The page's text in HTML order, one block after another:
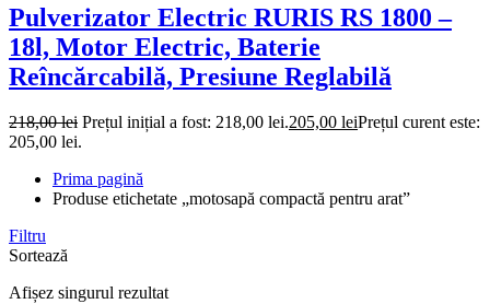
Pulverizator Electric RURIS RS 1800 –
18l, Motor Electric, Baterie
Reîncărcabilă, Presiune Reglabilă
218,00lei Prețul inițial a fost: 218,00 lei.205,00 leiPrețul curent este:
205,00 lei.
Prima pagină
Produse etichetate „motosapă compactă pentru arat”
Filtru
Sortează
Afișez singurul rezultat